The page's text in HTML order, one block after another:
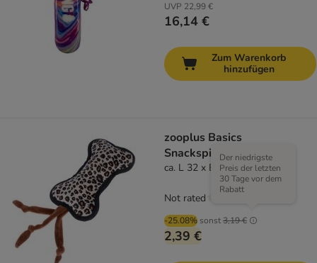
UVP 22,99 €
16,14 €
Zum Warenkorb
hinzufügen
zooplus Basics
Snackspielzeug Knochen
ca. L 32 x B 11 x H 5 cm
-25.08% sonst3,19 €
Der niedrigste
Preis der letzten
30 Tage vor dem
Rabatt
2,39 €
Not rated